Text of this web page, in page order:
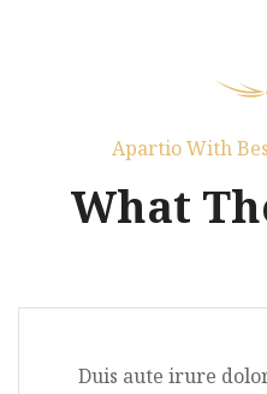
Apartio With
What
Duis aute irure